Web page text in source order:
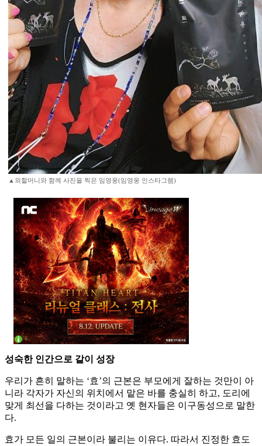
▲외할머니와 함께 사진을 찍은 임영웅(임영웅 인스타그램)
성숙한 인간으로 같이 성장
우리가 흔히 말하는 ‘효’의 근본은 부모에게 잘하는 것만이 아
니라 각자가 자신의 위치에서 맡은 바를 충실히 하고, 도리에
맞게 최선을 다하는 것이라고 옛 현자들은 이구동성으로 말한
다.
효가 모든 일의 근본이라 불리는 이유다. 따라서 진정한 효도